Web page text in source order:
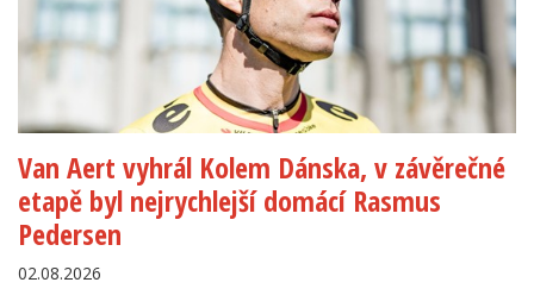
Van Aert vyhrál Kolem Dánska, v závěrečné
etapě byl nejrychlejší domácí Rasmus
Pedersen
02.08.2026